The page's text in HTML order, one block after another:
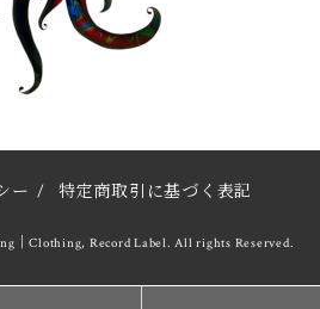
ー / 特定商取引に基づく表記
｜Clothing, Record Label. All rights Reserved.